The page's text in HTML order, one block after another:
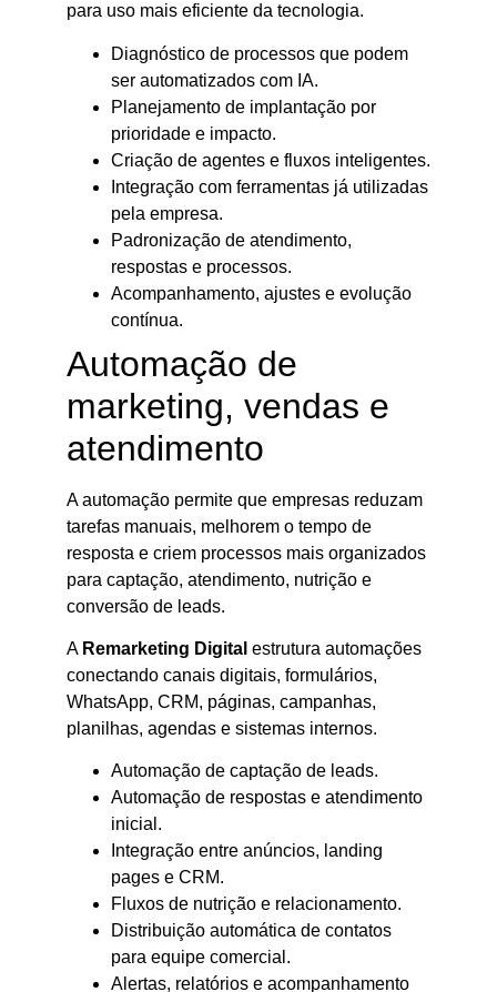
para uso mais eficiente da tecnologia.
Diagnóstico de processos que podem
ser automatizados com IA.
Planejamento de implantação por
prioridade e impacto.
Criação de agentes e fluxos inteligentes.
Integração com ferramentas já utilizadas
pela empresa.
Padronização de atendimento,
respostas e processos.
Acompanhamento, ajustes e evolução
contínua.
Automação de
marketing, vendas e
atendimento
A automação permite que empresas reduzam
tarefas manuais, melhorem o tempo de
resposta e criem processos mais organizados
para captação, atendimento, nutrição e
conversão de leads.
A Remarketing Digital estrutura automações
conectando canais digitais, formulários,
WhatsApp, CRM, páginas, campanhas,
planilhas, agendas e sistemas internos.
Automação de captação de leads.
Automação de respostas e atendimento
inicial.
Integração entre anúncios, landing
pages e CRM.
Fluxos de nutrição e relacionamento.
Distribuição automática de contatos
para equipe comercial.
Alertas, relatórios e acompanhamento